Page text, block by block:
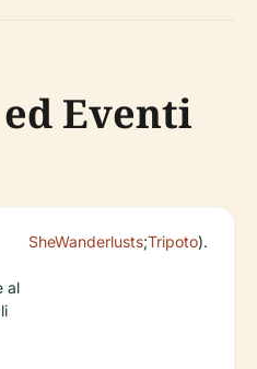
Eventi
al
SheWanderlusts;Tripoto).